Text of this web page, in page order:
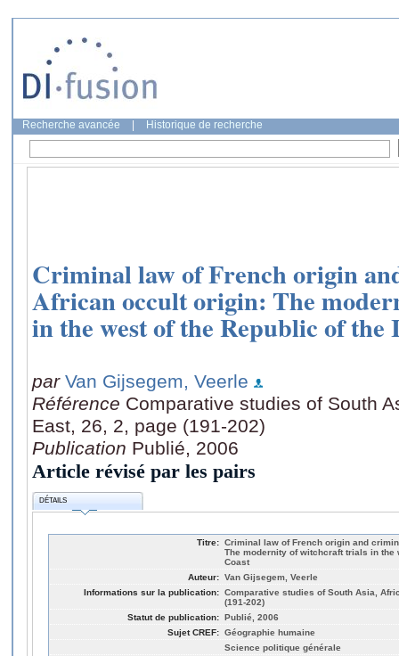
Recherche avancée Historique de recherche
Criminal law of French origin
African occult origin: The
in the west of the Republic of the
par Van Gijsegem, Veerle
Référence Comparative studies of South
East, 26, 2, page (191-202)
Publication Publié, 2006
Article révisé par les pairs
DÉTAILS
Titre: Criminal law of French origin and
The modernity of witchcraft trials in the
Coast
Auteur: Van Gijsegem, Veerle
Informations sur la publication: Comparative studies of South Asia,
(191-202)
Statut de publication: Publié, 2006
Sujet CREF: Géographie humaine
Science politique générale